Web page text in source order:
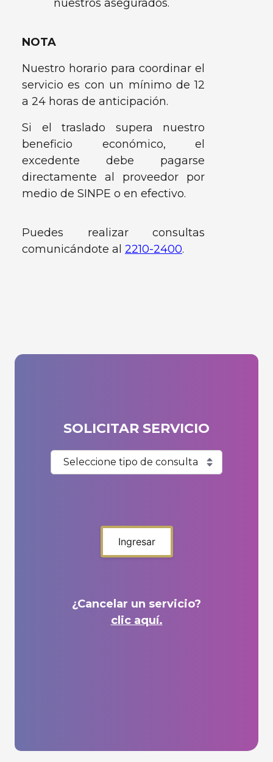
nuestros asegurados.
NOTA
Nuestro horario para coordinar el
servicio es con un mínimo de 12
a 24 horas de anticipación.
Si el traslado supera nuestro
beneficio económico, el
excedente debe pagarse
directamente al proveedor por
medio de SINPE o en efectivo.
Puedes realizar consultas
comunicándote al 2210-2400.
SOLICITAR SERVICIO
Ingresar
¿Cancelar un servicio?
clic aquí.